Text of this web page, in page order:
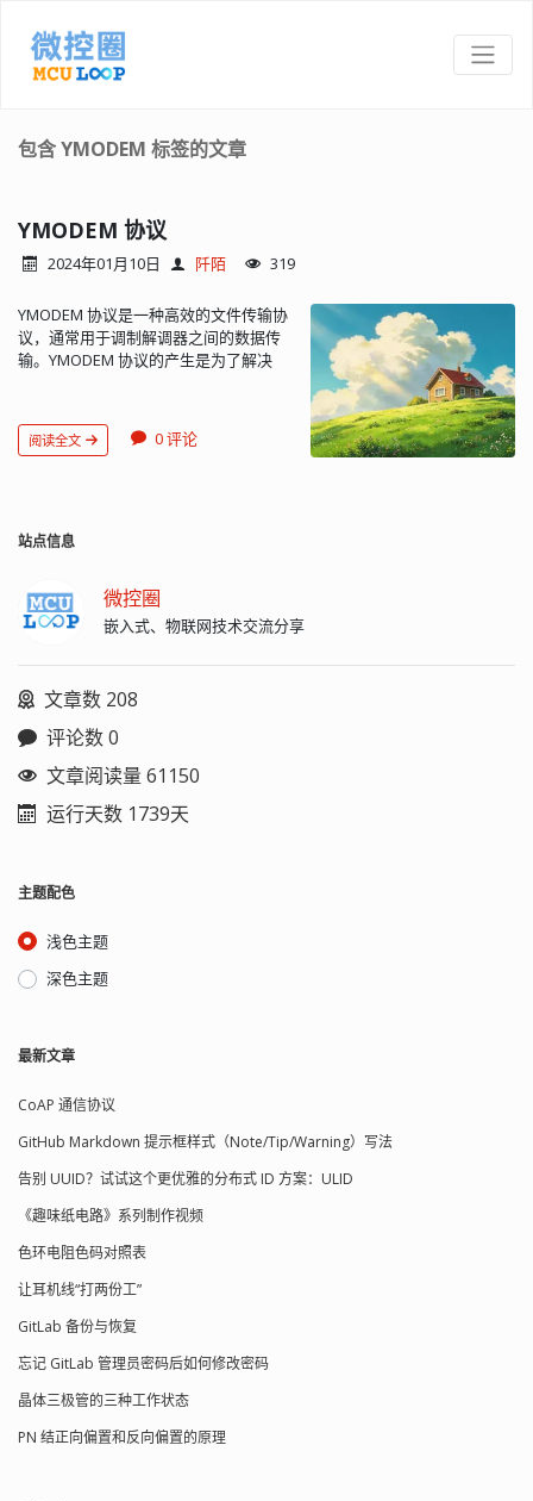
包含 YMODEM 标签的文章
YMODEM 协议
2024年01月10日 阡陌 319
YMODEM 协议是一种高效的文件传输协
议，通常用于调制解调器之间的数据传
输。YMODEM 协议的产生是为了解决
率和稳定性上有所改进。 YMODEM 协议
的主要特点包括： 数据包大小：
从而提高了传输效率。 错误纠正：
（CRC16）进行错误检测，并在发现错
误时请求重发数据块，以确保数据的正
确传输。 批处理模式：YMODEM 协议支
用。 文件名传输：在发送文件数据之
件大小等信息，以便接收方能够正确地
保存文件。 YMODEM 协议中定义了几种
关键字： 关键字 值 说明 SOH 0x01 协议
头（128 bytes 类型） STX 0x02 协议头
0x18 取消传输 C 0x43 开启文件传输
CPMEOF 0x1A 数据补齐填充字符（^Z，
SOH [index] [index2] [128 bytes data]
[CRC-hi] [CRC-lo] STX [index] [index2]
[1024 bytes data] [CRC-hi] [CRC-lo]
index2 = ~index = 255 - index crc16 校
本流程中，发送方会先发送一个起始
帧，其中包含文件名和文件大小等信
息。接收方在收到起始帧后，会发送一
个确认信号（ACK）。然后，发送方开
送一个数据块后都会等待接收方的 ACK
信号。如果接收方成功接收到数据块并
通过 CRC 校验，则发送 ACK 信号；否
则，发送否定确认信号（NAK）请求重
一个结束帧（EOT），接收方在收到结
束帧后会再次发送 ACK 信号进行确认。
节的文件信息块，将文件名和文件大小
[filesize] [NULL] CRCH CRCL [filename]
阅读全文 0 评论
站点信息
微控圈
嵌入式、物联网技术交流分享
文章数 208
评论数 0
文章阅读量 61150
运行天数 1739天
主题配色
浅色主题
深色主题
最新文章
CoAP 通信协议
GitHub Markdown 提示框样式（Note/Tip/Warning）写法
告别 UUID？试试这个更优雅的分布式 ID 方案：ULID
《趣味纸电路》系列制作视频
色环电阻色码对照表
让耳机线“打两份工”
GitLab 备份与恢复
忘记 GitLab 管理员密码后如何修改密码
晶体三极管的三种工作状态
PN 结正向偏置和反向偏置的原理